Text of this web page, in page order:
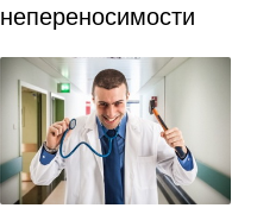
непереносимости